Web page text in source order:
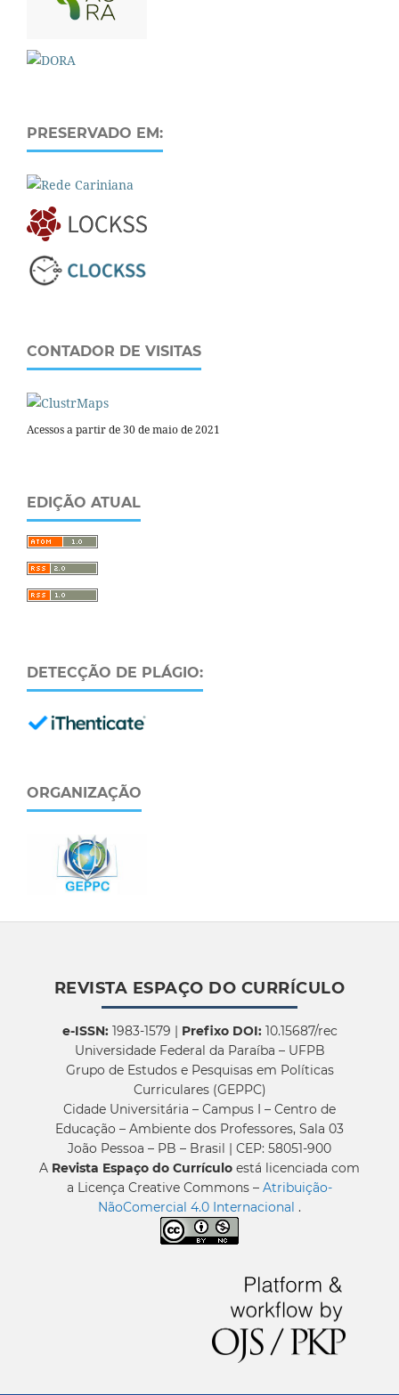
PRESERVADO EM:
CONTADOR DE VISITAS
Acessos a partir de 30 de maio de 2021
EDIÇÃO ATUAL
DETECÇÃO DE PLÁGIO:
ORGANIZAÇÃO
REVISTA ESPAÇO DO CURRÍCULO
e-ISSN:1983-1579 | Prefixo DOI:10.15687/rec
Universidade Federal da Paraíba – UFPB
Grupo de Estudos e Pesquisas em Políticas
Curriculares (GEPPC)
Cidade Universitária – Campus I – Centro de
Educação – Ambiente dos Professores, Sala 03
João Pessoa – PB – Brasil | CEP: 58051-900
A Revista Espaço do Currículo está licenciada com
a Licença Creative Commons – Atribuição-
NãoComercial 4.0 Internacional .